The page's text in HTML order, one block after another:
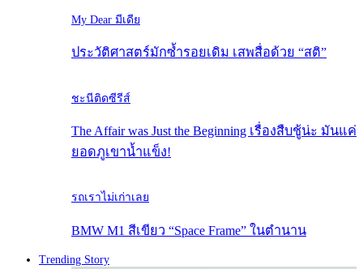
My Dear มีเดีย
ประวัติศาสตร์มักซ้ำรอยเดิม เสพสื่อด้วย “สติ”
ชะนีติดซีรีส์
The Affair was Just the Beginning เรื่องสืบชู้น่ะ มันแค่
ยอดภูเขาน้ำแข็ง!
รถเราไม่เก่าเลย
BMW M1 สีเขียว “Space Frame” ในตำนาน
Trending Story